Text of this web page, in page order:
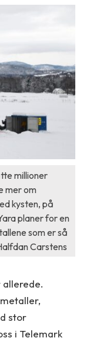
millioner
mer om
kysten, på
planer for en
som er så
Carstens
stor
i Telemark